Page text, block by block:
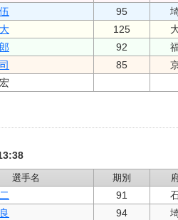
95
125
92
85
選手名 期別
91
94